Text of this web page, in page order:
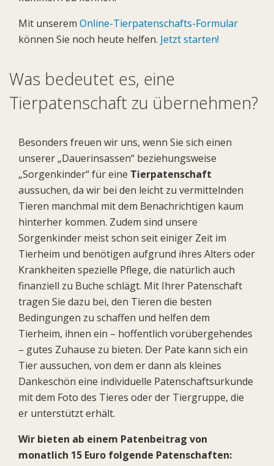
Mit unserem Online-Tierpatenschafts-Formular
können Sie noch heute helfen. Jetzt starten!
Was bedeutet es, eine
Tierpatenschaft zu übernehmen?
Besonders freuen wir uns, wenn Sie sich einen
unserer „Dauerinsassen“ beziehungsweise
„Sorgenkinder“ für eine Tierpatenschaft
aussuchen, da wir bei den leicht zu vermittelnden
Tieren manchmal mit dem Benachrichtigen kaum
hinterher kommen. Zudem sind unsere
Sorgenkinder meist schon seit einiger Zeit im
Tierheim und benötigen aufgrund ihres Alters oder
Krankheiten spezielle Pflege, die natürlich auch
finanziell zu Buche schlägt. Mit Ihrer Patenschaft
tragen Sie dazu bei, den Tieren die besten
Bedingungen zu schaffen und helfen dem
Tierheim, ihnen ein – hoffentlich vorübergehendes
– gutes Zuhause zu bieten. Der Pate kann sich ein
Tier aussuchen, von dem er dann als kleines
Dankeschön eine individuelle Patenschaftsurkunde
mit dem Foto des Tieres oder der Tiergruppe, die
er unterstützt erhält.
Wir bieten ab einem Patenbeitrag von
monatlich 15 Euro folgende Patenschaften: